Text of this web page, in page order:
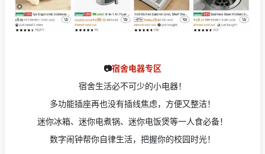
📷宿舍电器专区
宿舍生活必不可少的小电器！
多功能插座再也没有插线焦虑，方便又整洁！
迷你冰箱、迷你电煮锅、迷你电饭煲等一人食必备！
数字闹钟帮你自律生活，把握你的校园时光！